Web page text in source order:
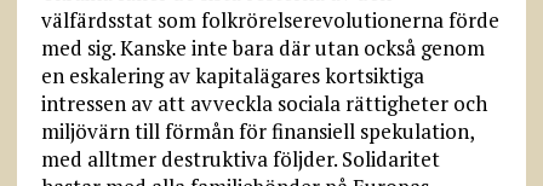
välfärdsstat som folkrörelserevolutionerna förde
med sig. Kanske inte bara där utan också genom
en eskalering av kapitalägares kortsiktiga
intressen av att avveckla sociala rättigheter och
miljövärn till förmån för finansiell spekulation,
med alltmer destruktiva följder. Solidari­tet